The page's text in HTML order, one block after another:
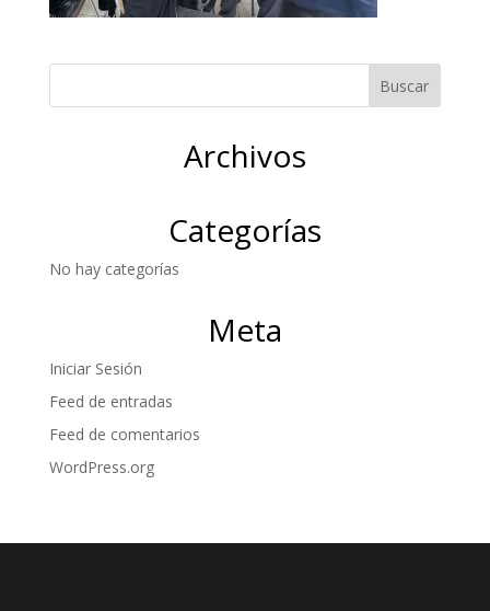
Archivos
Categorías
No hay categorías
Meta
Iniciar Sesión
Feed de entradas
Feed de comentarios
WordPress.org